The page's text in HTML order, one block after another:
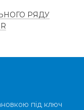
РЯДУ
під ключ